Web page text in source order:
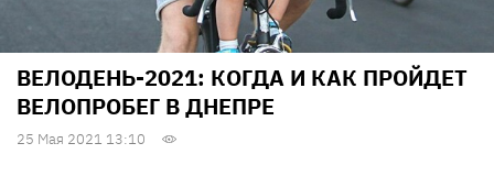
ВЕЛОДЕНЬ-2021: КОГДА И КАК ПРОЙДЕТ
ВЕЛОПРОБЕГ В ДНЕПРЕ
25 Мая 2021 13:10